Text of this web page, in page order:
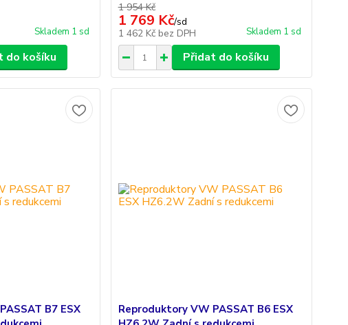
Skladem 1 sd
do košíku
1 954 Kč
1 769 Kč/sd
1 462 Kč bez DPH Skladem 1 sd
Přidat do košíku
B7 ESX
Reproduktory VW PASSAT B6 ESX